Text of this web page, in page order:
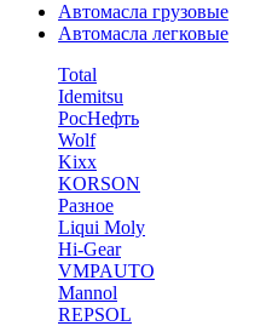
Автомасла грузовые
Автомасла легковые
Total
Idemitsu
РосНефть
Wolf
Kixx
KORSON
Разное
Liqui Moly
Hi-Gear
VMPAUTO
Mannol
REPSOL